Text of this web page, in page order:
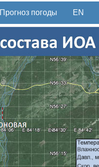
Прогноз погоды EN